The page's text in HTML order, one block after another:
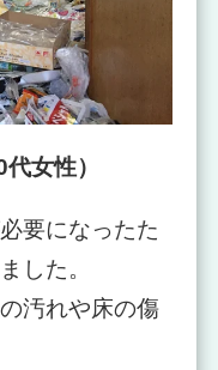
女性）
要になったた
した。
汚れや床の傷